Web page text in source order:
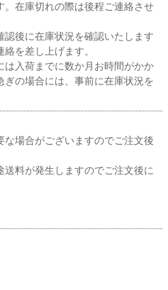
在庫切れの際は後程ご連絡させ
後に在庫状況を確認いたします
を差し上げます。
入荷までに数か月お時間がかか
の場合には、事前に在庫状況を
場合がございますのでご注文後
料が発生しますのでご注文後に